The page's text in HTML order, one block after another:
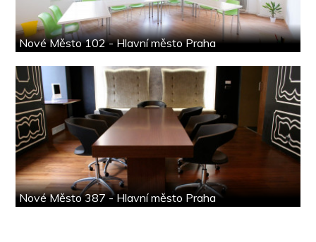
Nové Město 102 - Hlavní město Praha
Nové Město 387 - Hlavní město Praha